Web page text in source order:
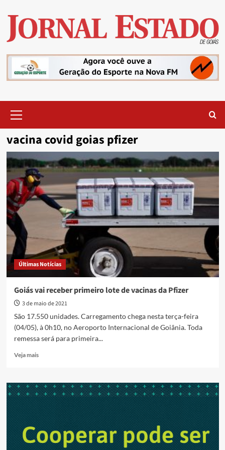
content
Menu
vacina covid goias pfizer
Últimas Notícias
Goiás vai receber primeiro lote de vacinas da Pfizer
3 de maio de 2021
São 17.550 unidades. Carregamento chega nesta terça-feira
(04/05), à 0h10, no Aeroporto Internacional de Goiânia. Toda
remessa será para primeira...
Veja maisRead
Goiás
vai
de
vacinas